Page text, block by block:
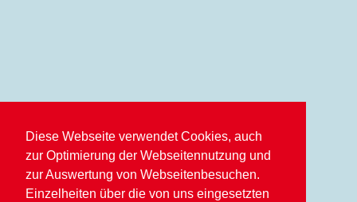
Diese Webseite verwendet Cookies, auch
zur Optimierung der Webseitennutzung und
zur Auswertung von Webseitenbesuchen.
Einzelheiten über die von uns eingesetzten